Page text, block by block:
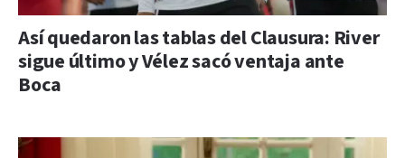
Así quedaron las tablas del Clausura: River
sigue último y Vélez sacó ventaja ante
Boca